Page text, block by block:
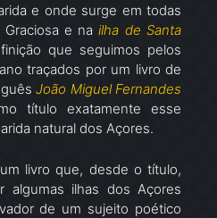
e onde surge em todas
Graciosa e nailha de Santa
que seguimos pelos
traçados por um livro de
João Miguel Fernandes
título exatamente esse
natural dos Açores.
livro que, desde o título,
algumas ilhas dos Açores
de um sujeito poético